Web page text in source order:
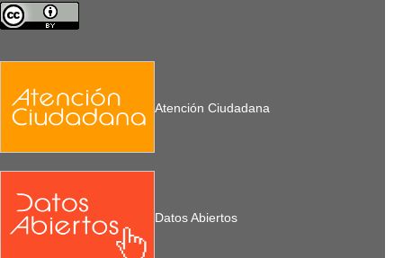
Atención Ciudadana
Datos Abiertos